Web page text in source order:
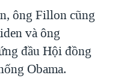
ông Fillon cũng
và ông
đầu Hội đồng
Obama.